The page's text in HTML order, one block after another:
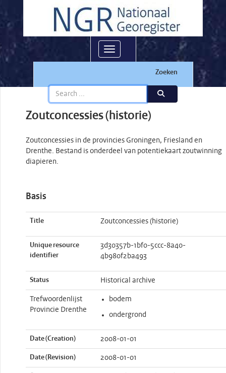
Toggle navigation
Zoeken
Zoutconcessies (historie)
Zoutconcessies in de provincies Groningen, Friesland en
Drenthe. Bestand is onderdeel van potentiekaart zoutwinning
diapieren.
Basis
Title Zoutconcessies (historie)
Unique resource
identifier
3d30357b-1bf0-5ccc-8a40-
4b980f2ba493
Status Historical archive
Trefwoordenlijst
Provincie Drenthe
bodem
ondergrond
Date (Creation) 2008-01-01
Date (Revision) 2008-01-01